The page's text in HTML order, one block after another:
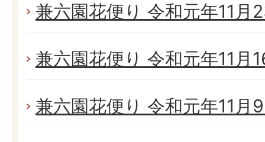
兼六園花便り 令和元年11月
兼六園花便り 令和元年11月
兼六園花便り 令和元年11月